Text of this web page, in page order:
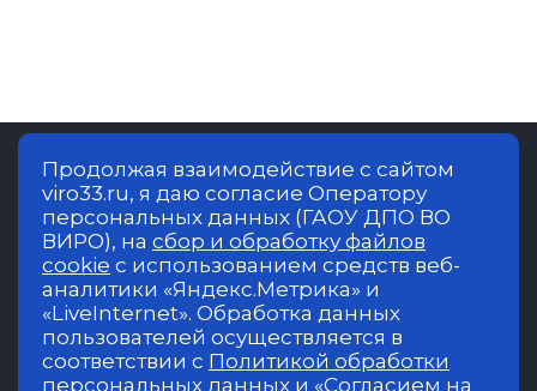
Владимирский институт развития
образования имени Л.И.Новиковой.
Образовательная деятельность в
учреждении осуществляется на русском
языке
©2017 - 2023 Министерство образования и
молодежной политики Владимирской области.
Продолжая взаимодействие с сайтом
viro33.ru, я даю согласие Оператору
персональных данных (ГАОУ ДПО ВО
ВИРО), на сбор и обработку файлов
cookie с использованием средств веб-
аналитики «Яндекс.Метрика» и
«LiveInternet». Обработка данных
пользователей осуществляется в
соответствии с Политикой обработки
персональных данных и «Согласием на